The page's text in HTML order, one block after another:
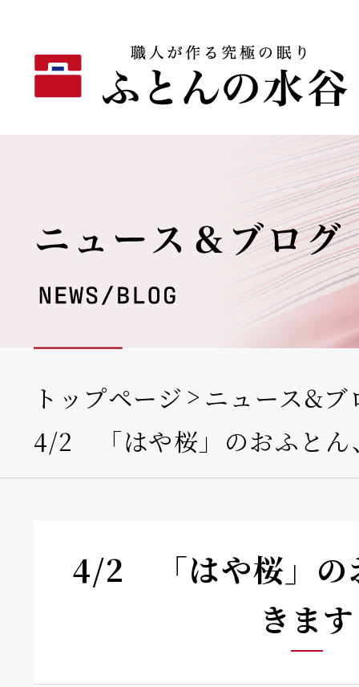
トップページ
ニュース&ブ
4/2 「はや桜」のおふと
4/2 「はや桜」の
きます